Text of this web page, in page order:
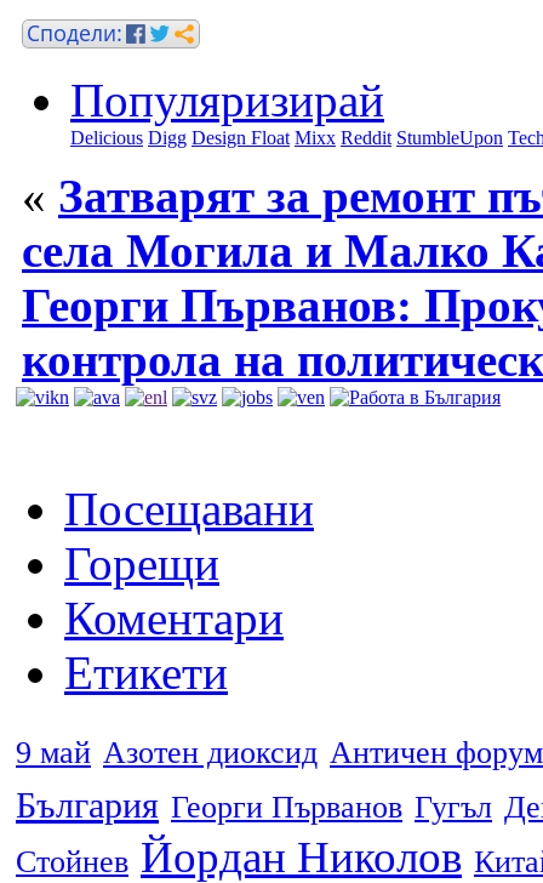
Популяризирай
Delicious Digg Design Float Mixx Reddit StumbleUpon
« Затварят за ремонт
села Могила и Малко
Георги Първанов:
контрола на
Посещавани
Горещи
Коментари
Етикети
9 май Азотен диоксид Античен форум
България Георги Първанов Гугъл
Стойнев Йордан Николов